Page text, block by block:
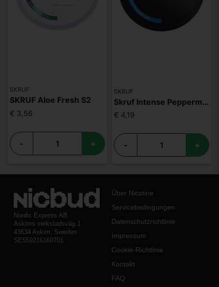
SKRUF
SKRUF Aloe Fresh S2
€ 3,56
- +
SKRUF
Skruf Intense Peppermint Ice S4
€ 4,19
- +
Nordic Express AB
Askims verkstadsväg 1
43634 Askim, Sweden
SE559216160701
Über Nicotine
Servicebedingungen
Datenschutzrichtlinie
Impressum
Cookie-Richtlinie
Kontakt
FAQ